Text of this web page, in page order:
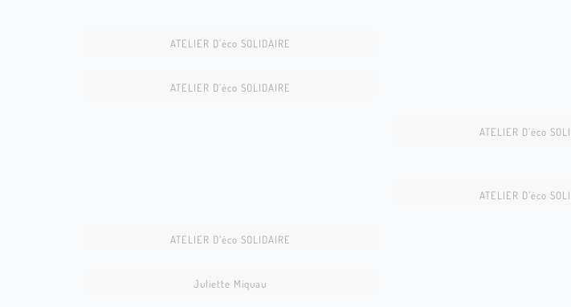
ATELIER D’éco SOLIDAIRE
ATELIER D’éco SOLIDAIRE
ATELIER D’éco
ATELIER D’éco
ATELIER D’éco SOLIDAIRE
Juliette Miquau